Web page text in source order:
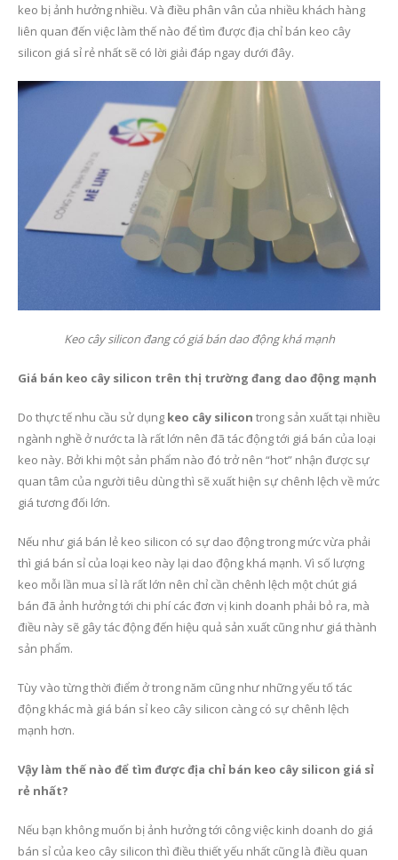
keo bị ảnh hưởng nhiều. Và điều phân vân của nhiều khách hàng
liên quan đến việc làm thế nào để tìm được địa chỉ bán keo cây
silicon giá sỉ rẻ nhất sẽ có lời giải đáp ngay dưới đây.
Keo cây silicon đang có giá bán dao động khá mạnh
Giá bán keo cây silicon trên thị trường đang dao động mạnh
Do thực tế nhu cầu sử dụng keo cây silicon trong sản xuất tại nhiều
ngành nghề ở nước ta là rất lớn nên đã tác động tới giá bán của loại
keo này. Bởi khi một sản phẩm nào đó trở nên “hot” nhận được sự
quan tâm của người tiêu dùng thì sẽ xuất hiện sự chênh lệch về mức
giá tương đối lớn.
Nếu như giá bán lẻ keo silicon có sự dao động trong mức vừa phải
thì giá bán sỉ của loại keo này lại dao động khá mạnh. Vì số lượng
keo mỗi lần mua sỉ là rất lớn nên chỉ cần chênh lệch một chút giá
bán đã ảnh hưởng tới chi phí các đơn vị kinh doanh phải bỏ ra, mà
điều này sẽ gây tác động đến hiệu quả sản xuất cũng như giá thành
sản phẩm.
Tùy vào từng thời điểm ở trong năm cũng như những yếu tố tác
động khác mà giá bán sỉ keo cây silicon càng có sự chênh lệch
mạnh hơn.
Vậy làm thế nào để tìm được địa chỉ bán keo cây silicon giá sỉ
rẻ nhất?
Nếu bạn không muốn bị ảnh hưởng tới công việc kinh doanh do giá
bán sỉ của keo cây silicon thì điều thiết yếu nhất cũng là điều quan